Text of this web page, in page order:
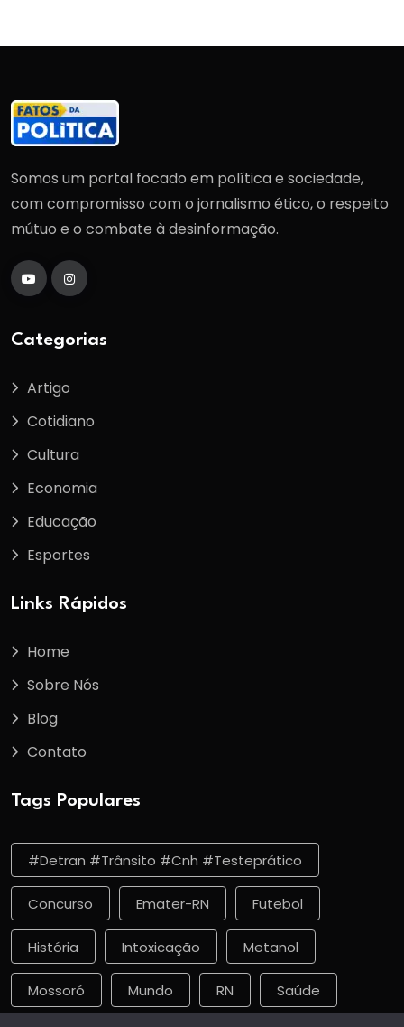
Somos um portal focado em política e sociedade,
com compromisso com o jornalismo ético, o respeito
mútuo e o combate à desinformação.
Categorias
Artigo
Cotidiano
Cultura
Economia
Educação
Esportes
Links Rápidos
Home
Sobre Nós
Blog
Contato
Tags Populares
#detran #trânsito #cnh #testeprático
Concurso Emater-RN Futebol
História Intoxicação Metanol
Mossoró Mundo RN Saúde